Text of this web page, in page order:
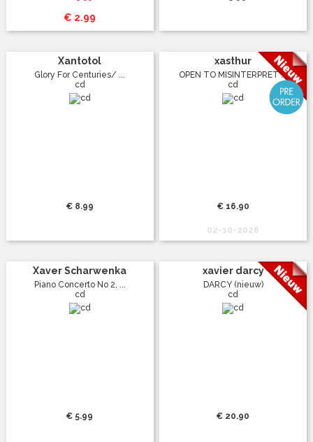
€ 2.99
Xantotol
Glory For Centuries/ ...
cd
€ 8.99
xasthur
OPEN TO MISINTERPRET ...
cd
€ 16.90
02-10-2026
Xaver Scharwenka
Piano Concerto No 2, ...
cd
€ 5.99
xavier darcy
DARCY (nieuw)
cd
€ 20.90